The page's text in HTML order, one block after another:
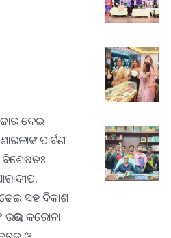
ଦେଇ
ପାର୍ବଣ
ବିଶେଷତଃ
ସହ ବିକାଶ
ଉଭୟ କରୋନା